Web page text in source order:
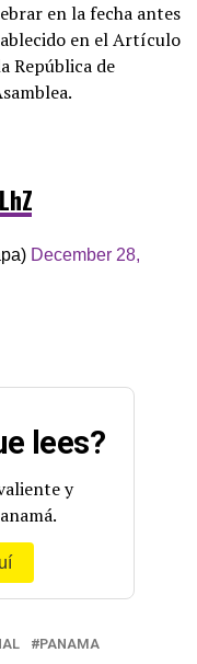
en la fecha antes
en el Artículo
República de
December 28,
lees?
y
PANAMA